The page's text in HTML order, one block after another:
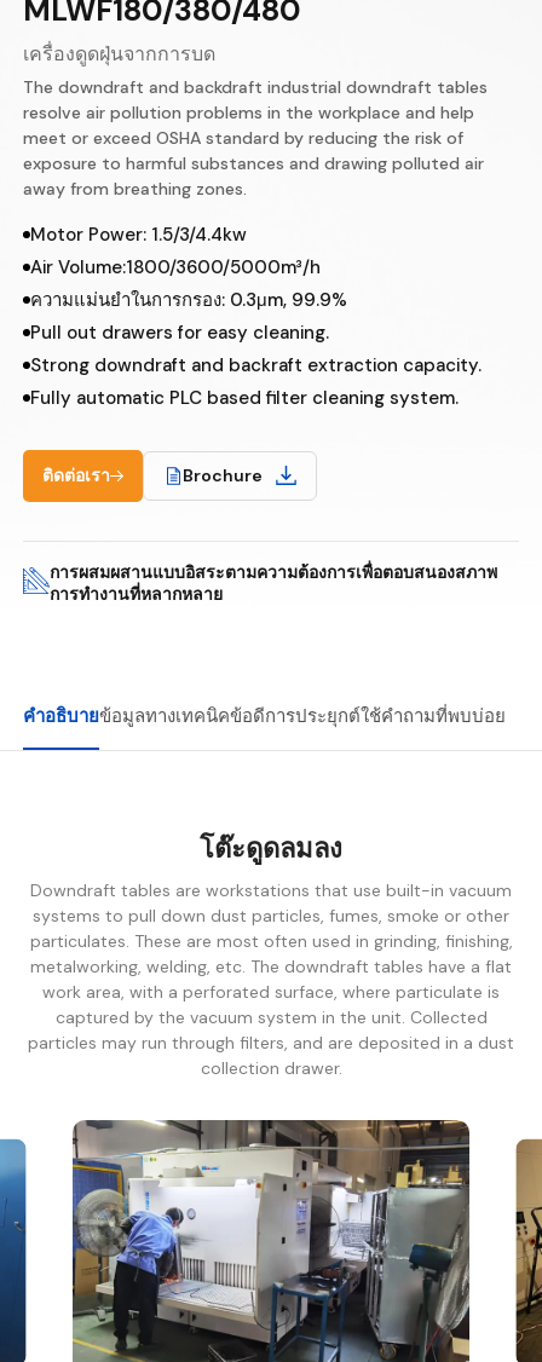
MLWF180/380/480
เครื่องดูดฝุ่นจากการบด
The downdraft and backdraft industrial downdraft tables
resolve air pollution problems in the workplace and help
meet or exceed OSHA standard by reducing the risk of
exposure to harmful substances and drawing polluted air
away from breathing zones.
Motor Power: 1.5/3/4.4kw
Air Volume:1800/3600/5000m³/h
ความแม่นยำในการกรอง: 0.3μm, 99.9%
Pull out drawers for easy cleaning.
Strong downdraft and backraft extraction capacity.
Fully automatic PLC based filter cleaning system.
ติดต่อเรา Brochure
การผสมผสานแบบอิสระตามความต้องการเพื่อตอบสนองสภาพ
การทำงานที่หลากหลาย
คำอธิบายข้อมูลทางเทคนิคข้อดีการประยุกต์ใช้คำถามที่พบบ่อย
โต๊ะดูดลมลง
Downdraft tables are workstations that use built-in vacuum
systems to pull down dust particles, fumes, smoke or other
particulates. These are most often used in grinding, finishing,
metalworking, welding, etc. The downdraft tables have a flat
work area, with a perforated surface, where particulate is
captured by the vacuum system in the unit. Collected
particles may run through filters, and are deposited in a dust
collection drawer.